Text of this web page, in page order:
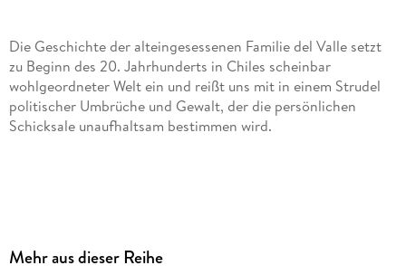
Die Geschichte der alteingesessenen Familie del Valle setzt
zu Beginn des 20. Jahrhunderts in Chiles scheinbar
wohlgeordneter Welt ein und reißt uns mit in einem Strudel
politischer Umbrüche und Gewalt, der die persönlichen
Schicksale unaufhaltsam bestimmen wird.
Familie über vier Generationen hinweg.
Mehr aus dieser Reihe